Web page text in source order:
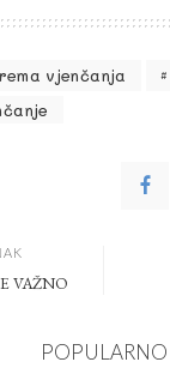
vjenčanja
VAŽNO
POPULARNO